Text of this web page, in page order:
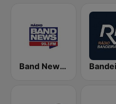
Band News FM - 99.3 Porto Alegre